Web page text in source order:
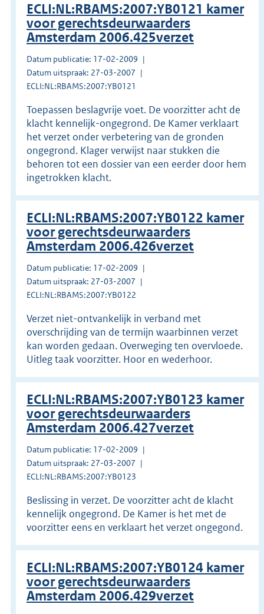
ECLI:NL:RBAMS:2007:YB0121 kamer
voor gerechtsdeurwaarders
Amsterdam 2006.425verzet
Datum publicatie: 17-02-2009
Datum uitspraak: 27-03-2007
ECLI:NL:RBAMS:2007:YB0121
Toepassen beslagvrije voet. De voorzitter acht de
klacht kennelijk-ongegrond. De Kamer verklaart
het verzet onder verbetering van de gronden
ongegrond. Klager verwijst naar stukken die
behoren tot een dossier van een eerder door hem
ingetrokken klacht.
ECLI:NL:RBAMS:2007:YB0122 kamer
voor gerechtsdeurwaarders
Amsterdam 2006.426verzet
Datum publicatie: 17-02-2009
Datum uitspraak: 27-03-2007
ECLI:NL:RBAMS:2007:YB0122
Verzet niet-ontvankelijk in verband met
overschrijding van de termijn waarbinnen verzet
kan worden gedaan. Overweging ten overvloede.
Uitleg taak voorzitter. Hoor en wederhoor.
ECLI:NL:RBAMS:2007:YB0123 kamer
voor gerechtsdeurwaarders
Amsterdam 2006.427verzet
Datum publicatie: 17-02-2009
Datum uitspraak: 27-03-2007
ECLI:NL:RBAMS:2007:YB0123
Beslissing in verzet. De voorzitter acht de klacht
kennelijk ongegrond. De Kamer is het met de
voorzitter eens en verklaart het verzet ongegond.
ECLI:NL:RBAMS:2007:YB0124 kamer
voor gerechtsdeurwaarders
Amsterdam 2006.429verzet